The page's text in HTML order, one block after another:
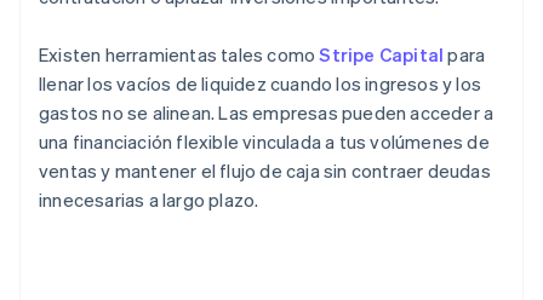
Existen herramientas tales comoStripe Capital para
llenar los vacíos de liquidez cuando los ingresos y los
gastos no se alinean. Las empresas pueden acceder a
una financiación flexible vinculada a tus volúmenes de
ventas y mantener el flujo de caja sin contraer deudas
innecesarias a largo plazo.